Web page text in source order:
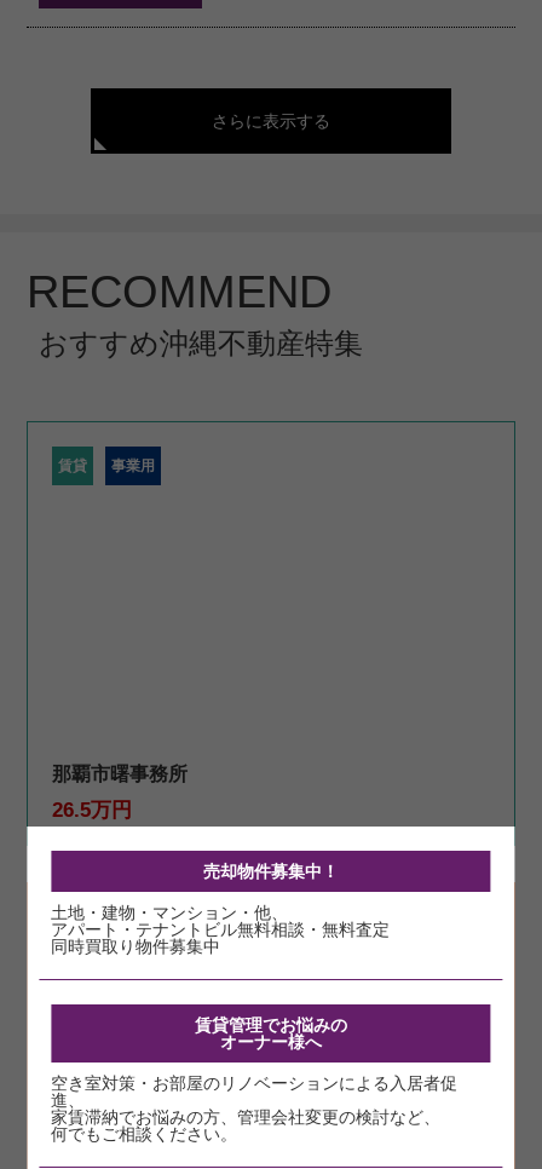
売却物件募集中！
土地・建物・マンション・他、
アパート・テナントビル無料相談・無料査定
同時買取り物件募集中
賃貸管理でお悩みの
オーナー様へ
空き室対策・お部屋のリノベーションによる入居者促
進、
家賃滞納でお悩みの方、管理会社変更の検討など、
何でもご相談ください。
さらに表示する
RECOMMEND
おすすめ沖縄不動産特集
賃貸 事業用
那覇市曙事務所
26.5万円
売買 カヌチャヴィラ